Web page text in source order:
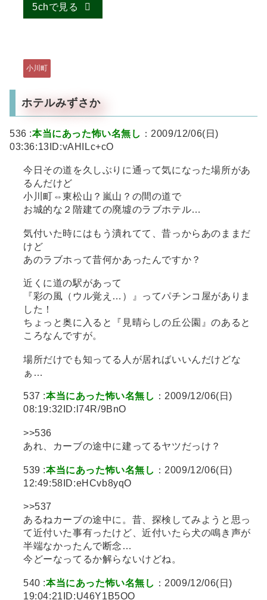
5chで見る
小川町
ホテルみずさか
536 :本当にあった怖い名無し ：2009/12/06(日)
03:36:13ID:vAHILc+cO
今日その道を久しぶりに通って気になった場所があ
るんだけど
小川町⇔東松山？嵐山？の間の道で
お城的な２階建ての廃墟のラブホテル…
気付いた時にはもう潰れてて、昔っからあのままだ
けど
あのラブホって昔何かあったんですか？
近くに道の駅があって
『彩の風（ウル覚え…）』ってパチンコ屋がありま
した！
ちょっと奥に入ると『見晴らしの丘公園』のあると
ころなんですが。
場所だけでも知ってる人が居ればいいんだけどな
ぁ…
537 :本当にあった怖い名無し ：2009/12/06(日)
08:19:32ID:l74R/9BnO
>>536
あれ、カーブの途中に建ってるヤツだっけ？
539 :本当にあった怖い名無し ：2009/12/06(日)
12:49:58ID:eHCvb8yqO
>>537
あるねカーブの途中に。昔、探検してみようと思っ
て近付いた事有ったけど、近付いたら犬の鳴き声が
半端なかったんで断念…
今どーなってるか解らないけどね。
540 :本当にあった怖い名無し ：2009/12/06(日)
19:04:21ID:U46Y1B5OO